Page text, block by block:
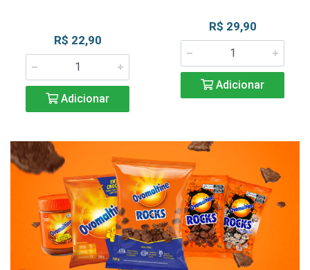
R$ 22,90
Adicionar
R$ 29,90
Adicionar